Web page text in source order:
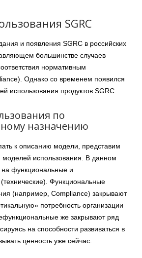
SGRC
и появления SGRC в российских
большинстве случаев
нормативным
Однако со временем появился
использования продуктов SGRC.
по
назначению
к описанию модели, представим
использования. В данном
на функциональные и
Функциональные
(например, Сompliance) закрывают
потребность организации
же закрывают ряд
на способности развиваться в
ценность уже сейчас.